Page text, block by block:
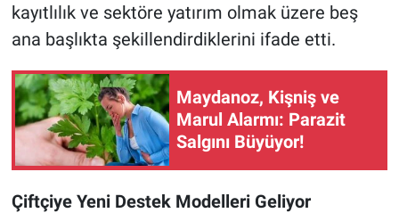
kayıtlılık ve sektöre yatırım olmak üzere beş
ana başlıkta şekillendirdiklerini ifade etti.
Maydanoz, Kişniş ve
Marul Alarmı: Parazit
Salgını Büyüyor!
Çiftçiye Yeni Destek Modelleri Geliyor